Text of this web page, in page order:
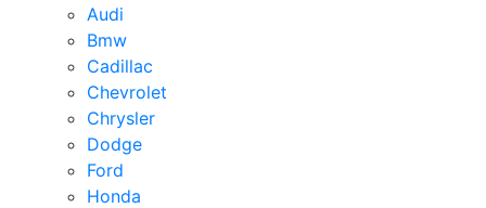
Audi
Bmw
Cadillac
Chevrolet
Chrysler
Dodge
Ford
Honda